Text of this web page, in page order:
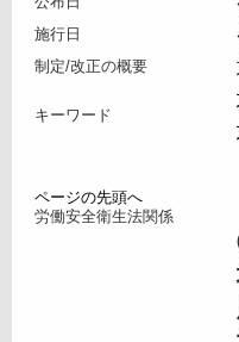
施行日
制定/改正の概要
キーワード
ページの先頭へ
労働安全衛生法関係